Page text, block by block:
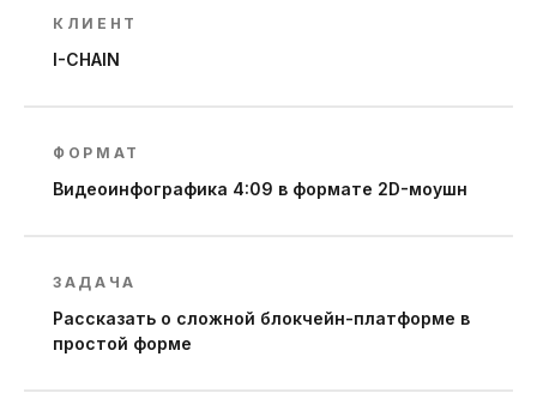
КЛИЕНТ
I-CHAIN
ФОРМАТ
Видеоинфографика 4:09 в формате 2D-моушн
ЗАДАЧА
Рассказать о сложной блокчейн-платформе в
простой форме